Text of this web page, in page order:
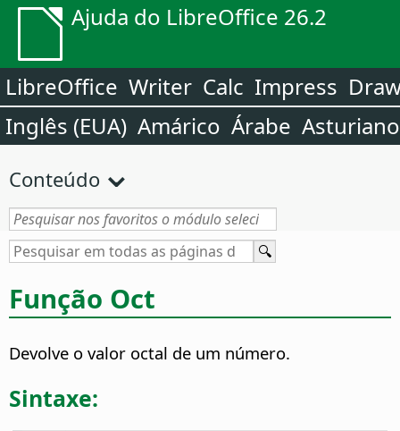
Ajuda do LibreOffice 26.2
LibreOffice Writer Calc Impress
Inglês (EUA) Amárico Árabe Asturiano
Conteúdo
Função Oct
Devolve o valor octal de um número.
Sintaxe: